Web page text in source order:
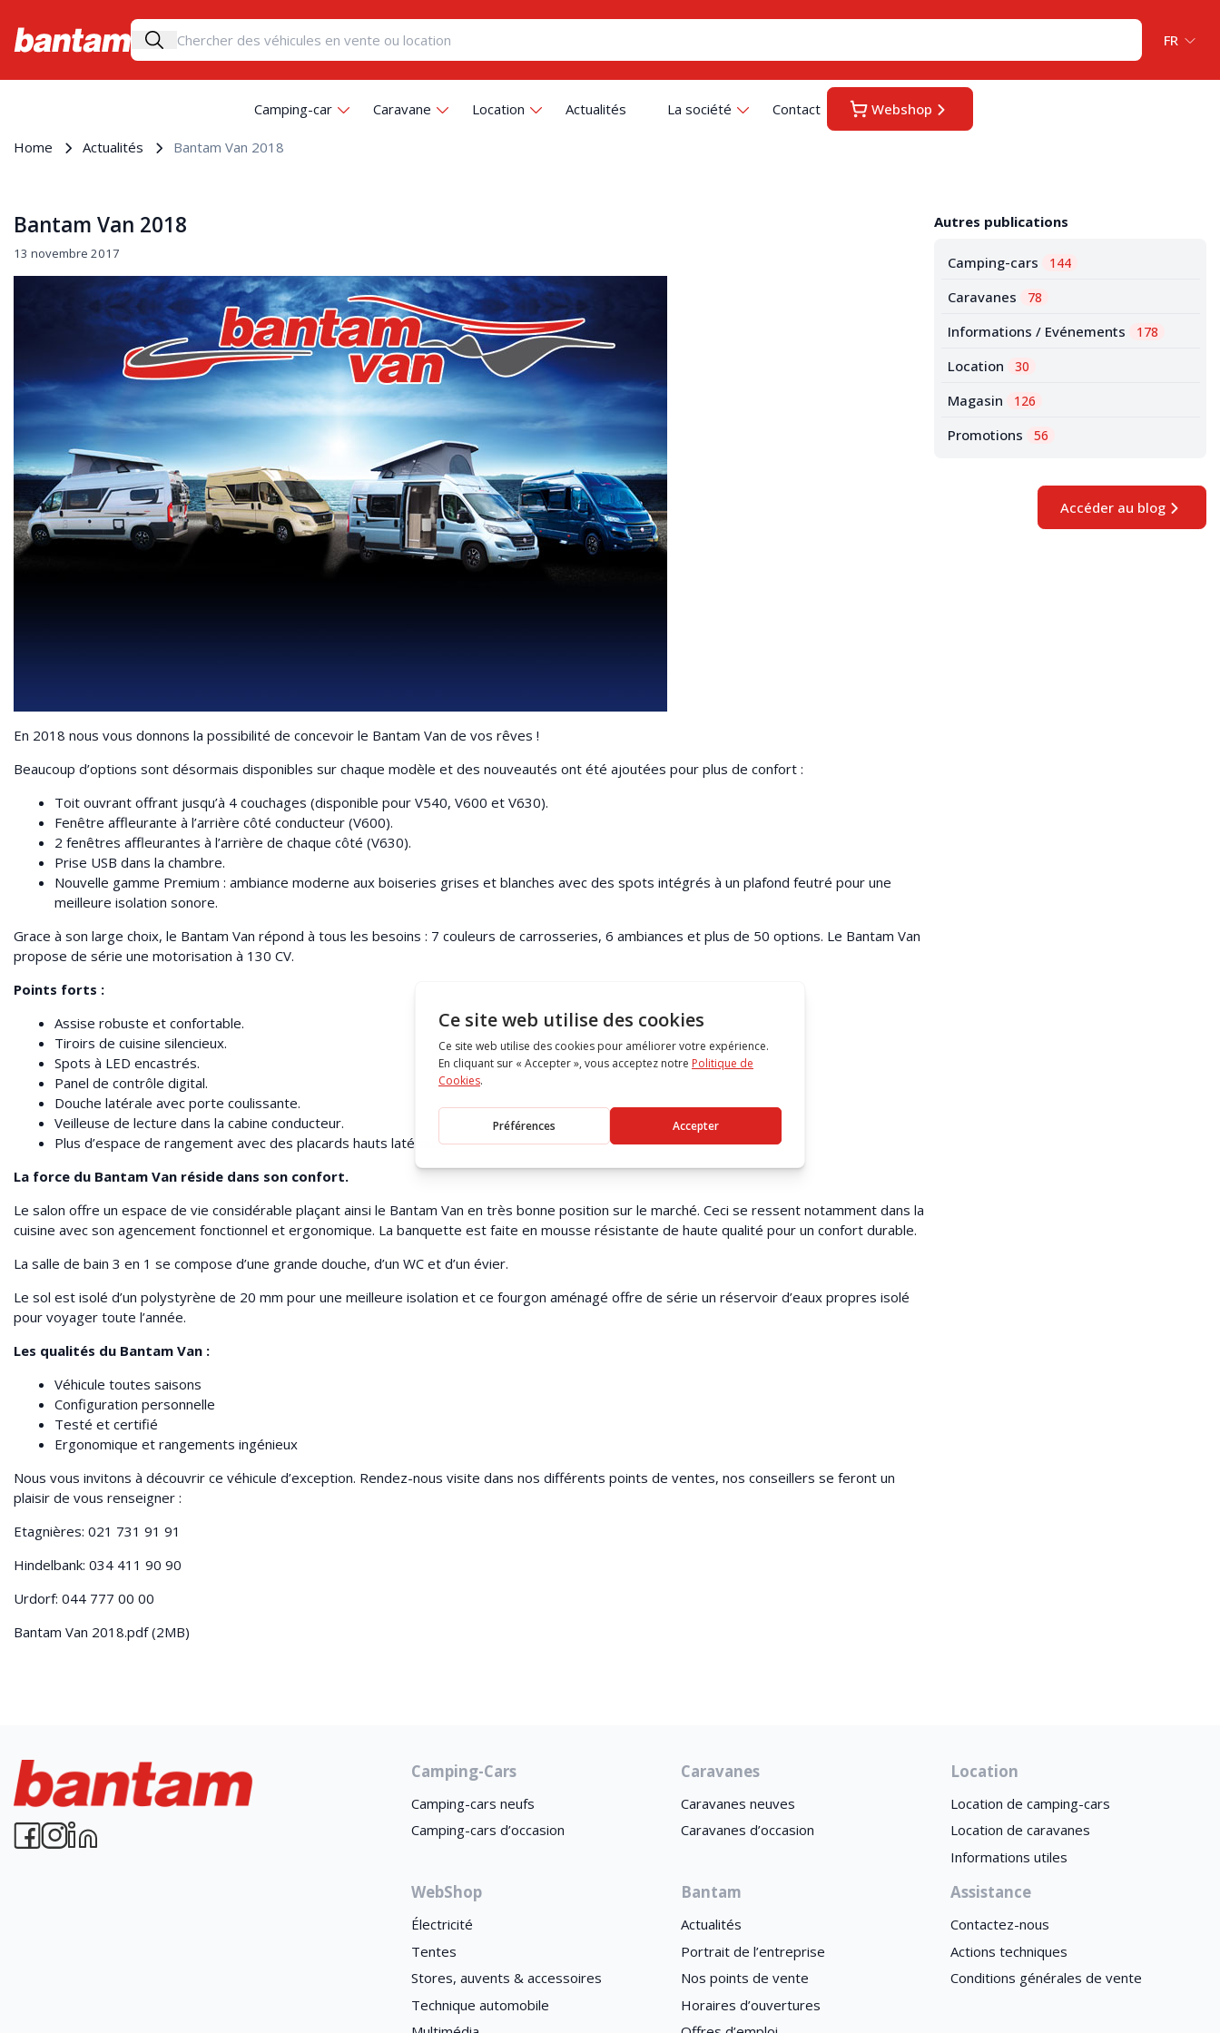
FR
Camping-car Caravane Location Actualités La société Contact Webshop
Home Actualités Bantam Van 2018
Bantam Van 2018
13 novembre 2017
En 2018 nous vous donnons la possibilité de concevoir le Bantam Van de vos rêves !
Beaucoup d’options sont désormais disponibles sur chaque modèle et des nouveautés ont été ajoutées pour plus de confort :
Toit ouvrant offrant jusqu’à 4 couchages (disponible pour V540, V600 et V630).
Fenêtre affleurante à l’arrière côté conducteur (V600).
2 fenêtres affleurantes à l’arrière de chaque côté (V630).
Prise USB dans la chambre.
Nouvelle gamme Premium : ambiance moderne aux boiseries grises et blanches avec des spots intégrés à un plafond feutré pour une
meilleure isolation sonore.
Grace à son large choix, le Bantam Van répond à tous les besoins : 7 couleurs de carrosseries, 6 ambiances et plus de 50 options. Le Bantam Van
propose de série une motorisation à 130 CV.
Points forts :
Assise robuste et confortable.
Tiroirs de cuisine silencieux.
Spots à LED encastrés.
Panel de contrôle digital.
Douche latérale avec porte coulissante.
Veilleuse de lecture dans la cabine conducteur.
Plus d’espace de rangement avec des placards hauts latéraux.
La force du Bantam Van réside dans son confort.
Le salon offre un espace de vie considérable plaçant ainsi le Bantam Van en très bonne position sur le marché. Ceci se ressent notamment dans la
cuisine avec son agencement fonctionnel et ergonomique. La banquette est faite en mousse résistante de haute qualité pour un confort durable.
La salle de bain 3 en 1 se compose d’une grande douche, d’un WC et d’un évier.
Le sol est isolé d’un polystyrène de 20 mm pour une meilleure isolation et ce fourgon aménagé offre de série un réservoir d’eaux propres isolé
pour voyager toute l’année.
Les qualités du Bantam Van :
Véhicule toutes saisons
Configuration personnelle
Testé et certifié
Ergonomique et rangements ingénieux
Nous vous invitons à découvrir ce véhicule d’exception. Rendez-nous visite dans nos différents points de ventes, nos conseillers se feront un
plaisir de vous renseigner :
Etagnières: 021 731 91 91
Hindelbank: 034 411 90 90
Urdorf: 044 777 00 00
Bantam Van 2018.pdf(2MB)
Autres publications
Camping-cars 144
Caravanes 78
Informations / Evénements 178
Location 30
Magasin 126
Promotions 56
Accéder au blog
Camping-Cars
Camping-cars neufs
Camping-cars d’occasion
Caravanes
Caravanes neuves
Caravanes d’occasion
Location
Location de camping-cars
Location de caravanes
Informations utiles
WebShop
Électricité
Tentes
Stores, auvents & accessoires
Technique automobile
Bantam
Actualités
Portrait de l’entreprise
Nos points de vente
Horaires d’ouvertures
Assistance
Contactez-nous
Actions techniques
Conditions générales de vente